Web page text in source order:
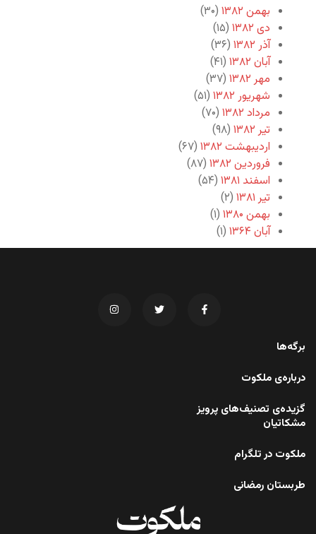
بهمن ۱۳۸۲
(۳۰)
دی ۱۳۸۲
(۱۵)
آذر ۱۳۸۲
(۳۶)
آبان ۱۳۸۲
(۴۱)
مهر ۱۳۸۲
(۳۷)
شهریور ۱۳۸۲
(۵۱)
مرداد ۱۳۸۲
(۷۰)
تیر ۱۳۸۲
(۹۸)
اردیبهشت ۱۳۸۲
(۶۷)
فروردین ۱۳۸۲
(۸۷)
اسفند ۱۳۸۱
(۵۴)
تیر ۱۳۸۱
(۲)
بهمن ۱۳۸۰
(۱)
آبان ۱۳۶۴
(۱)
برگه‌ها
درباره‌ی ملکوت
گزیده‌ی تصنیف‌های پرویز
مشکاتیان
ملکوت در تلگرام
طربستان رمضانی